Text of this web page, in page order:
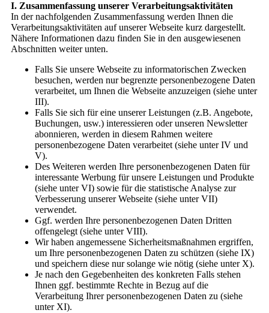
I. Zusammenfassung unserer Verarbeitungsaktivitäten
In der nachfolgenden Zusammenfassung werden Ihnen die
Verarbeitungsaktivitäten auf unserer Webseite kurz dargestellt.
Nähere Informationen dazu finden Sie in den ausgewiesenen
Abschnitten weiter unten.
Falls Sie unsere Webseite zu informatorischen Zwecken
besuchen, werden nur begrenzte personenbezogene Daten
verarbeitet, um Ihnen die Webseite anzuzeigen (siehe unter
III).
Falls Sie sich für eine unserer Leistungen (z.B. Angebote,
Buchungen, usw.) interessieren oder unseren Newsletter
abonnieren, werden in diesem Rahmen weitere
personenbezogene Daten verarbeitet (siehe unter IV und
V).
Des Weiteren werden Ihre personenbezogenen Daten für
interessante Werbung für unsere Leistungen und Produkte
(siehe unter VI) sowie für die statistische Analyse zur
Verbesserung unserer Webseite (siehe unter VII)
verwendet.
Ggf. werden Ihre personenbezogenen Daten Dritten
offengelegt (siehe unter VIII).
Wir haben angemessene Sicherheitsmaßnahmen ergriffen,
um Ihre personenbezogenen Daten zu schützen (siehe IX)
und speichern diese nur solange wie nötig (siehe unter X).
Je nach den Gegebenheiten des konkreten Falls stehen
Ihnen ggf. bestimmte Rechte in Bezug auf die
Verarbeitung Ihrer personenbezogenen Daten zu (siehe
unter XI).